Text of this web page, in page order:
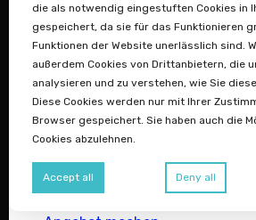
oder
Bereich
Mineralstoff- und Bauschutt-
Wiederverwertung tätig sind.
Ein hochspezialisiertes B2B-
klarem
institutionellem Suchvolumen.
die als notwendig eingestuften Cookies in
gespeichert, da sie für das Funktionieren
Funktionen der Website unerlässlich sind.
außerdem Cookies von Drittanbietern, die
analysieren und zu verstehen, wie Sie
Diese Cookies werden nur mit Ihrer
Browser gespeichert. Sie haben auch die
Cookies abzulehnen.
Accept all Deny all